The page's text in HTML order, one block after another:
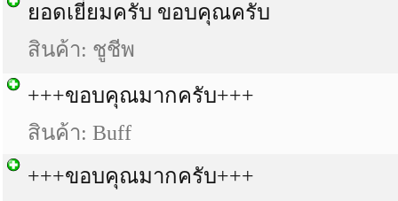
ยอดเยี่ยมครับ ขอบคุณครับ
สินค้า: ชูชีพ
+++ขอบคุณมากครับ+++
สินค้า: Buff
+++ขอบคุณมากครับ+++